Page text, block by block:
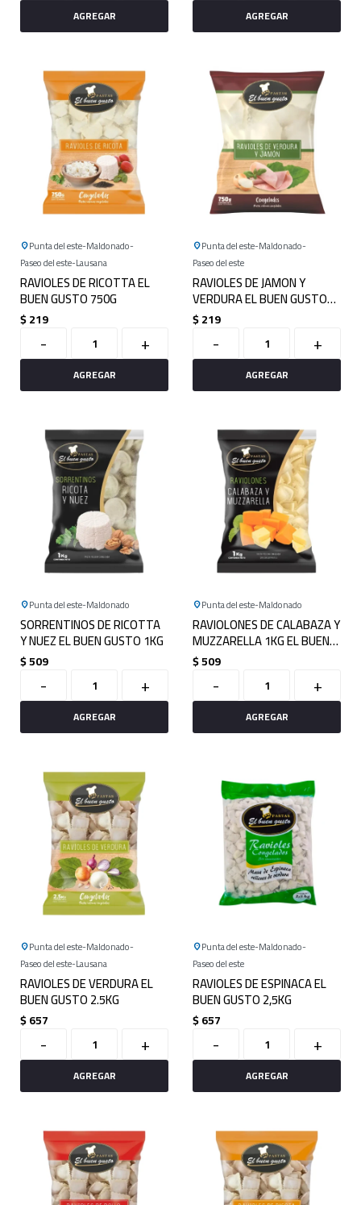
Punta del este Maldonado
Paseo del este Lausana
RAVIOLES DE RICOTTA EL
BUEN GUSTO 750G
$219
- +
Punta del este Maldonado
Paseo del este
RAVIOLES DE JAMON Y
VERDURA EL BUEN GUSTO
750G
$219
- +
Punta del este Maldonado
SORRENTINOS DE RICOTTA
Y NUEZ EL BUEN GUSTO 1KG
$509
- +
Punta del este Maldonado
RAVIOLONES DE CALABAZA Y
MUZZARELLA 1KG EL BUEN
GUSTO
$509
- +
Punta del este Maldonado
Paseo del este Lausana
RAVIOLES DE VERDURA EL
BUEN GUSTO 2.5KG
$657
- +
Punta del este Maldonado
Paseo del este
RAVIOLES DE ESPINACA EL
BUEN GUSTO 2,5KG
$657
- +